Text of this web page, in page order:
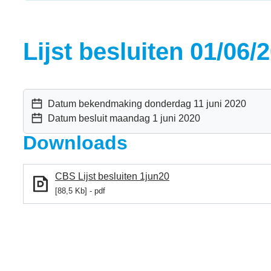
Lijst besluiten 01/06/
Datum bekendmaking donderdag 11 juni 2020
Datum besluitmaandag 1 juni 2020
Downloads
CBS Lijst besluiten 1jun20
88,5 Kb pdf